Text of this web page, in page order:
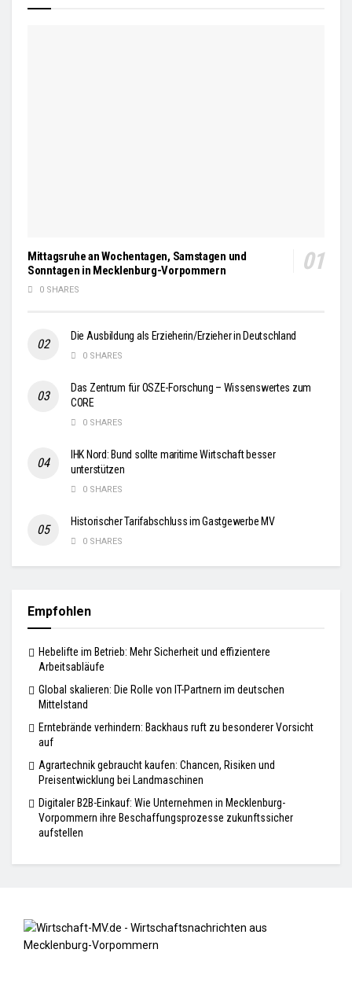
Mittagsruhe an Wochentagen, Samstagen und
Sonntagen in Mecklenburg-Vorpommern
0 SHARES
Die Ausbildung als Erzieherin/Erzieher in Deutschland
0 SHARES
Das Zentrum für OSZE-Forschung – Wissenswertes zum
CORE
0 SHARES
IHK Nord: Bund sollte maritime Wirtschaft besser
unterstützen
0 SHARES
Historischer Tarifabschluss im Gastgewerbe MV
0 SHARES
Empfohlen
Hebelifte im Betrieb: Mehr Sicherheit und effizientere
Arbeitsabläufe
Global skalieren: Die Rolle von IT-Partnern im deutschen
Mittelstand
Erntebrände verhindern: Backhaus ruft zu besonderer Vorsicht
auf
Agrartechnik gebraucht kaufen: Chancen, Risiken und
Preisentwicklung bei Landmaschinen
Digitaler B2B-Einkauf: Wie Unternehmen in Mecklenburg-
Vorpommern ihre Beschaffungsprozesse zukunftssicher
aufstellen